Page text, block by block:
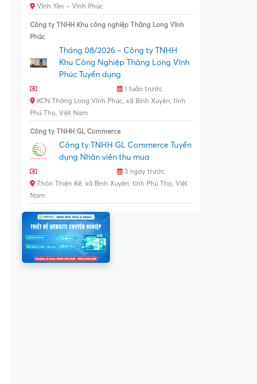
Vĩnh Yên – Vĩnh Phúc
Công ty TNHH Khu công nghiệp Thăng Long Vĩnh
Phúc
Tháng 08/2026 – Công ty TNHH
Khu Công Nghiệp Thăng Long Vĩnh
Phúc Tuyển dụng
1 tuần trước
KCN Thăng Long Vĩnh Phúc, xã Bình Xuyên, tỉnh
Phú Thọ, Việt Nam
Công ty TNHH GL Commerce
Công ty TNHH GL Commerce Tuyển
dụng Nhân viên thu mua
3 ngày trước
Thôn Thiện Kế, xã Bình Xuyên, tỉnh Phú Thọ, Việt
Nam